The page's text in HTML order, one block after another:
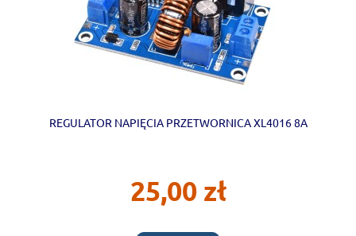
REGULATOR NAPIĘCIA PRZETWORNICA XL4016 8A
25,00 zł